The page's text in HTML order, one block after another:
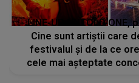
LINE-UP UNTOLD ONE,
Cine sunt artiștii care
festivalul și de la ce
cele mai așteptate